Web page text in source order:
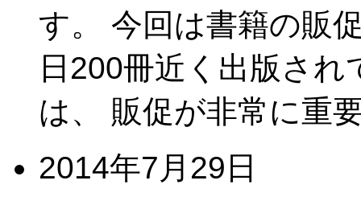
す。 今回は書籍の販
日200冊近く出版さ
は、 販促が非常に重
2014年7月29日